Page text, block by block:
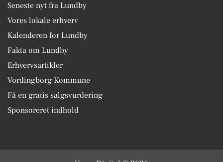
Seneste nyt fra Lundby
Vores lokale erhverv
Kalenderen for Lundby
Fakta om Lundby
Erhvervsartikler
Vordingborg Kommune
Få en gratis salgsvurdering
Sponsoreret indhold